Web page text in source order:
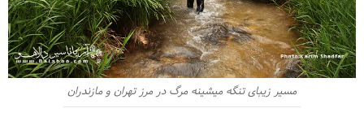
مسیر زیبای تنگه میشینه مرگ در مرز تهران و مازندران